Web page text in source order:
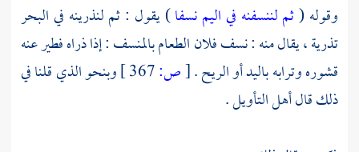
وقوله (ثم لننسفنه في اليم نسفا) يقول : ثم لنذرينه في البحر
تذرية ، يقال منه : نسف فلان الطعام بالمنسف : إذا ذراه فطير عنه
قشوره وترابه باليد أو الريح .[ص:
وبنحو الذي قلنا في
ذلك قال أهل التأويل .